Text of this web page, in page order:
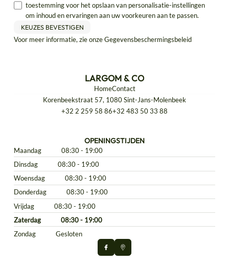
toestemming voor het opslaan van personalisatie-instellingen
om inhoud en ervaringen aan uw voorkeuren aan te passen.
KEUZES BEVESTIGEN
Voor meer informatie, zie onzeGegevensbeschermingsbeleid
LARGOM & CO
HomeContact
Korenbeekstraat 57, 1080 Sint-Jans-Molenbeek
+32 2 259 58 86+32 483 50 33 88
OPENINGSTIJDEN
Maandag
08:30 - 19:00
Dinsdag
08:30 - 19:00
Woensdag
08:30 - 19:00
Donderdag
08:30 - 19:00
Vrijdag
08:30 - 19:00
Zaterdag
08:30 - 19:00
Zondag
Gesloten